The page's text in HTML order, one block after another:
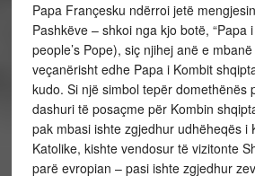
Papa Françesku ndërroi jetë
Pashkëve – shkoi nga kjo botë, “Papa
people’s Pope), siç njihej anë e
veçanërisht edhe Papa i Kombit
kudo. Si një simbol tepër domethënës
dashuri të posaçme për Kombin
pak mbasi ishte zgjedhur udhëheqës i
Katolike, kishte vendosur të vizitonte
parë evropian – pasi ishte zgjedhur